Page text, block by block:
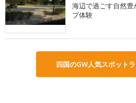
海辺で過ごす自然
プ体験
四国のGW人気スポット